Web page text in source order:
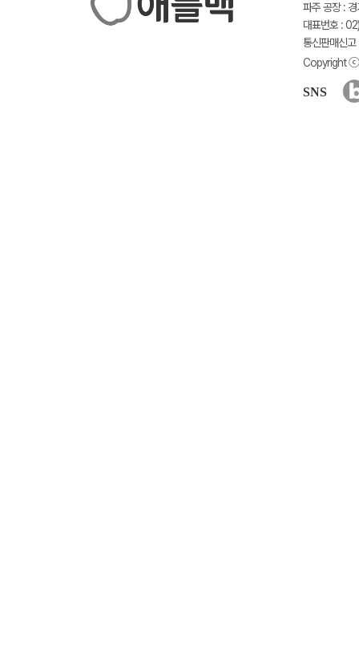
파주 공장 :
대표번호 :
통신판매신
Copyright ⓒ
SNS